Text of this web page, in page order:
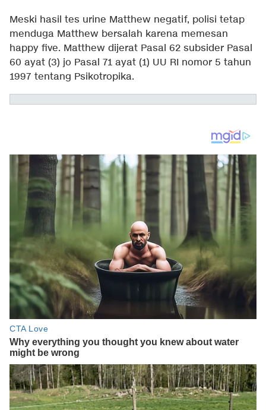
Meski hasil tes urine Matthew negatif, polisi tetap
menduga Matthew bersalah karena memesan
happy five. Matthew dijerat Pasal 62 subsider Pasal
60 ayat (3) jo Pasal 71 ayat (1) UU RI nomor 5 tahun
1997 tentang Psikotropika.